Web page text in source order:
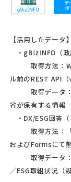
【活用したデータ】
・gBizINFO（政
取得方法：
ル前のREST API（
取得データ：
省が保有する情報
・DX/ESG回答（
取得方法：「
およびFormsにて
取得データ：
／ESG取組状況（